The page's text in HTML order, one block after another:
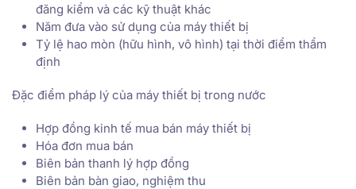
đăng kiểm và các kỹ thuật khác
Năm đưa vào sử dụng của máy thiết bị
Tỷ lệ hao mòn (hữu hình, vô hình) tại thời điểm thẩm
định
Đặc điểm pháp lý của máy thiết bị trong nước
Hợp đồng kinh tế mua bán máy thiết bị
Hóa đơn mua bán
Biên bản thanh lý hợp đồng
Biên bản bàn giao, nghiệm thu